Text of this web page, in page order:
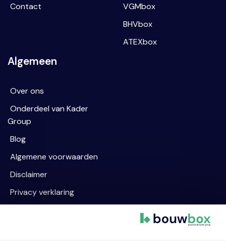
Contact
VGMbox
BHVbox
ATEXbox
Algemeen
Over ons
Onderdeel van Kader
Group
Blog
Algemene voorwaarden
Disclaimer
Privacy verklaring